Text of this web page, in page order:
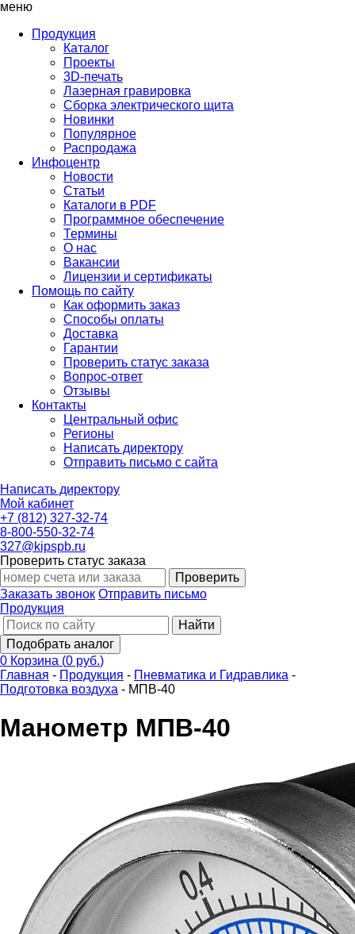
меню
Продукция
Каталог
Проекты
3D-печать
Лазерная гравировка
Сборка электрического щита
Новинки
Популярное
Распродажа
Инфоцентр
Новости
Статьи
Каталоги в PDF
Программное обеспечение
Термины
О нас
Вакансии
Лицензии и сертификаты
Помощь по сайту
Как оформить заказ
Способы оплаты
Доставка
Гарантии
Проверить статус заказа
Вопрос-ответ
Отзывы
Контакты
Центральный офис
Регионы
Написать директору
Отправить письмо с сайта
Написать директору
Мой кабинет
+7 (812) 327-32-74
8-800-550-32-74
327@kipspb.ru
Проверить статус заказа
Проверить
Заказать звонок Отправить письмо
Продукция
Найти
Подобрать аналог
0 Корзина (0 руб.)
Главная - Продукция - Пневматика и Гидравлика -
Подготовка воздуха - МПВ-40
Манометр МПВ-40